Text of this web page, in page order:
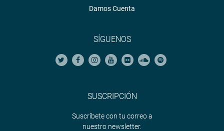
Damos Cuenta
SÍGUENOS
SUSCRIPCIÓN
Suscríbete con tu correo a
nuestro newsletter.